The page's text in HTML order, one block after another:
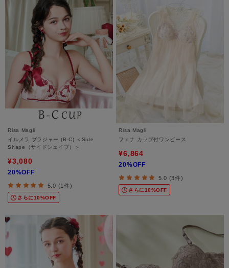
Risa Magli
イルメラ ブラジャー (B-C) ＜Side
Shape（サイドシェイプ）＞
¥3,080
20%OFF
5.0 (1件)
さらに10%OFF
Risa Magli
フェナ カップ付ワンピース
¥6,864
20%OFF
5.0 (3件)
さらに10%OFF